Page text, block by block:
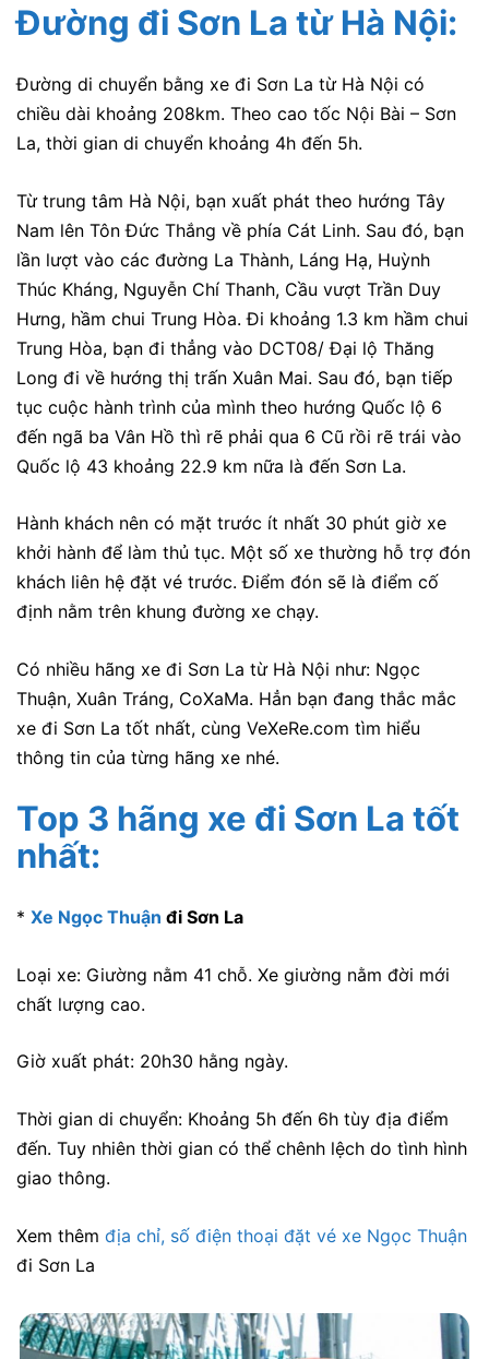
Đường đi Sơn La từ Hà Nội:
Đường di chuyển bằng xe đi Sơn La từ Hà Nội có
chiều dài khoảng 208km. Theo cao tốc Nội Bài – Sơn
La, thời gian di chuyển khoảng 4h đến 5h.
Từ trung tâm Hà Nội, bạn xuất phát theo hướng Tây
Nam lên Tôn Đức Thắng về phía Cát Linh. Sau đó, bạn
lần lượt vào các đường La Thành, Láng Hạ, Huỳnh
Thúc Kháng, Nguyễn Chí Thanh, Cầu vượt Trần Duy
Hưng, hầm chui Trung Hòa. Đi khoảng 1.3 km hầm chui
Trung Hòa, bạn đi thẳng vào DCT08/ Đại lộ Thăng
Long đi về hướng thị trấn Xuân Mai. Sau đó, bạn tiếp
tục cuộc hành trình của mình theo hướng Quốc lộ 6
đến ngã ba Vân Hồ thì rẽ phải qua 6 Cũ rồi rẽ trái vào
Quốc lộ 43 khoảng 22.9 km nữa là đến Sơn La.
Hành khách nên có mặt trước ít nhất 30 phút giờ xe
khởi hành để làm thủ tục. Một số xe thường hỗ trợ đón
khách liên hệ đặt vé trước. Điểm đón sẽ là điểm cố
định nằm trên khung đường xe chạy.
Có nhiều hãng xe đi Sơn La từ Hà Nội như: Ngọc
Thuận, Xuân Tráng, CoXaMa. Hẳn bạn đang thắc mắc
xe đi Sơn La tốt nhất, cùng VeXeRe.com tìm hiểu
thông tin của từng hãng xe nhé.
Top 3 hãng xe đi Sơn La tốt
nhất:
* Xe Ngọc Thuận đi Sơn La
Loại xe: Giường nằm 41 chỗ. Xe giường nằm đời mới
chất lượng cao.
Giờ xuất phát: 20h30 hằng ngày.
Thời gian di chuyển: Khoảng 5h đến 6h tùy địa điểm
đến. Tuy nhiên thời gian có thể chênh lệch do tình hình
giao thông.
Xem thêm địa chỉ, số điện thoại đặt vé xe Ngọc Thuận
đi Sơn La